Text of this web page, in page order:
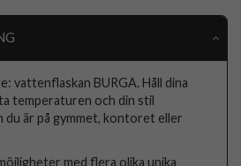
vattenflaskan BURGA. Håll dina
temperaturen och din stil
du är på gymmet, kontoret eller
med flera olika unika